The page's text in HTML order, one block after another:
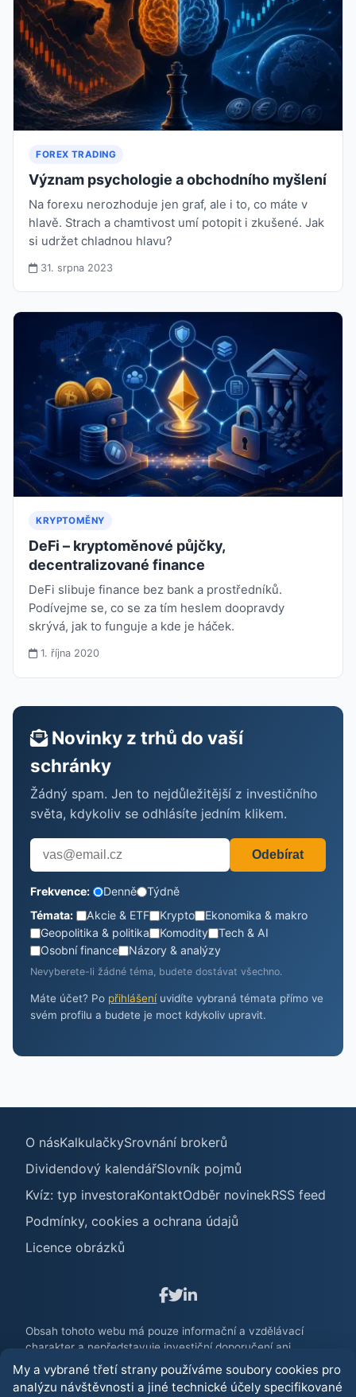
FOREX TRADING
Význam psychologie a obchodního myšlení
Na forexu nerozhoduje jen graf, ale i to, co máte v
hlavě. Strach a chamtivost umí potopit i zkušené. Jak
si udržet chladnou hlavu?
31. srpna 2023
KRYPTOMĚNY
DeFi – kryptoměnové půjčky,
decentralizované finance
DeFi slibuje finance bez bank a prostředníků.
Podívejme se, co se za tím heslem doopravdy
skrývá, jak to funguje a kde je háček.
1. října 2020
Novinky z trhů do vaší
schránky
Žádný spam. Jen to nejdůležitější z investičního
světa, kdykoliv se odhlásíte jedním klikem.
Odebírat
Frekvence: Denně
Týdně
Témata:
Akcie & ETF Krypto
Ekonomika & makro
Geopolitika & politika
Komodity
Tech & AI
Osobní finance
Názory & analýzy
Nevyberete-li žádné téma, budete dostávat všechno.
Máte účet? Po přihlášeníuvidíte vybraná témata přímo ve
svém profilu a budete je moct kdykoliv upravit.
O násKalkulačkySrovnání brokerů
Dividendový kalendářSlovník pojmů
Kvíz: typ investoraKontaktOdběr novinekRSS feed
Podmínky, cookies a ochrana údajů
Licence obrázků
Obsah tohoto webu má pouze informační a vzdělávací
charakter a nepředstavuje investiční doporučení ani
poradenství. Investování na finančních trzích je spojeno s
rizikem ztráty. Před jakýmkoliv investičním rozhodnutím
zvažte své znalosti, zkušenosti a finanční situaci.
My a vybrané třetí strany používáme soubory cookies pro
analýzu návštěvnosti a jiné technické účely specifikované